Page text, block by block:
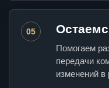
05
Помогаем
передачи
изменений в